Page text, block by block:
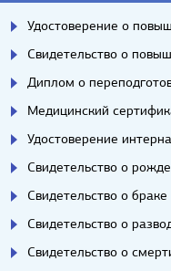
Удостоверение о
Свидетельство о
Диплом о
Медицинский
Удостоверение
Свидетельство о
Свидетельство о браке
Свидетельство о
Свидетельство о